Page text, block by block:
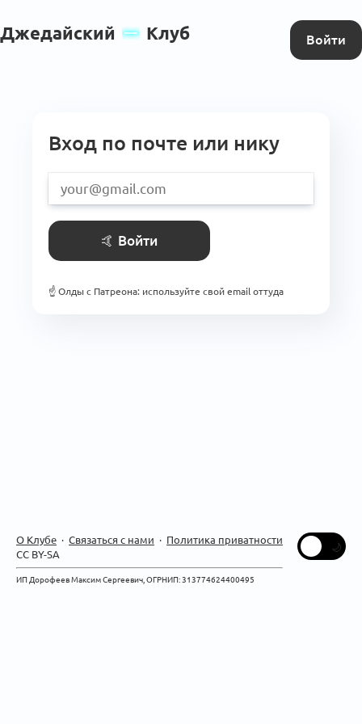
Джедайский Клуб Войти
Вход по почте или нику
🤙 Войти
☝️ Олды с Патреона: используйте свой email оттуда
О Клубе · Связаться с нами · Политика приватности
CC BY-SA
ИП Дорофеев Максим Сергеевич, ОГРНИП: 313774624400495